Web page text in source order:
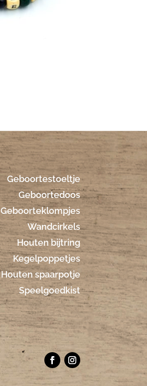
Geboortestoeltje
Geboortedoos
Geboorteklompjes
Wandcirkels
Houten bijtring
Kegelpoppetjes
Houten spaarpotje
Speelgoedkist